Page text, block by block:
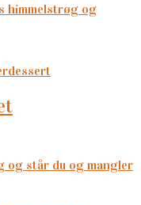
himmelstrøg og
og står du og mangler